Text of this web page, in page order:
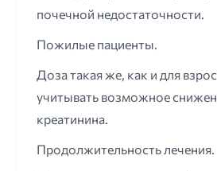
почечной недостаточности.
Пожилые пациенты.
Доза такая же, как и для
учитывать возможное
креатинина.
Продолжительность лечения.